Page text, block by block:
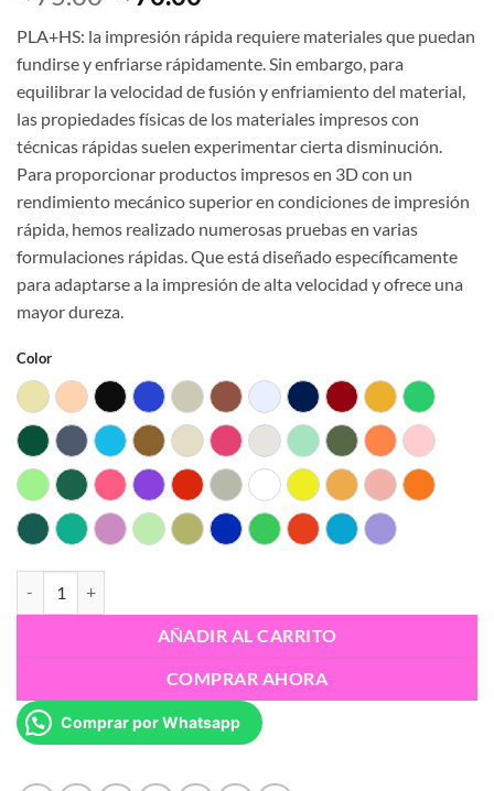
original
era:
S/75.00.
actual
es:
S/70.00.
PLA+HS: la impresión rápida requiere materiales que puedan
fundirse y enfriarse rápidamente. Sin embargo, para
equilibrar la velocidad de fusión y enfriamiento del material,
las propiedades físicas de los materiales impresos con
técnicas rápidas suelen experimentar cierta disminución.
Para proporcionar productos impresos en 3D con un
rendimiento mecánico superior en condiciones de impresión
rápida, hemos realizado numerosas pruebas en varias
formulaciones rápidas. Que está diseñado específicamente
para adaptarse a la impresión de alta velocidad y ofrece una
mayor dureza.
Color
Almond yellow
Beige Black Blue Bone White
Brown Cold whiteDark BlueFire Engine Red
Gold Grass
Green Grey Light BlueLight BrownLight KhakiMagentaMilky WhiteMint GreenOlive Green
OrangePeach Pink
Peak GreenPine Green
Pink Purple Red Silver White Yellow ApricotBaby PinkCoral
Holly GreenJade Green
Lilac Matcha Green
Mustard Green
RGB BlueRGB GreenRGB RedSpace BlueVery Pery
AÑADIR AL CARRITO
COMPRAR AHORA
Comprar por Whatsapp